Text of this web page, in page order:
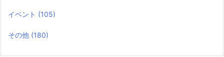
イベント (105)
その他 (180)